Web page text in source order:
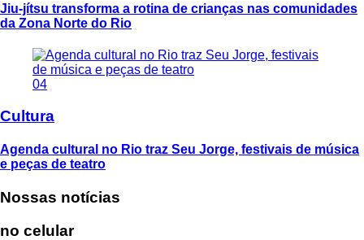
Jiu-jítsu transforma a rotina de crianças nas comunidades
da Zona Norte do Rio
04
Cultura
Agenda cultural no Rio traz Seu Jorge, festivais de música
e peças de teatro
Nossas notícias
no celular